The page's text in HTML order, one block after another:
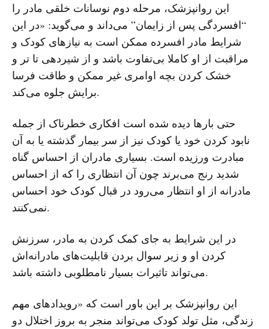
این روانپزشک، مرحله دوم نوسانات خلقی مادر را
“افسردگی پس از زایمان” می‌داند و می‌گوید: «در این
شرایط مادر افسرده ممکن است به نیازهای کودک و
مراقبت از او کاملا بی‌تفاوت باشد و از شیردهی تا‌ تر و
خشک کردن بچه اوامری غیر ممکن و طاقت فرسا
برایش جلوه می‌کند.
حتی بار‌ها دیده شده است افکاری خطرناک از جمله
نابود کردن خود یا کودک نیز از سر بیمار گذشته یا به آن
مبادرت ورزیده است. بسیاری مادران از احساس گناه
شدید رنج می‌برند چون آن انتظاری را که از احساس
مادرانه از او انتظار می‌رود در قبال کودک خود احساس
نمی‌کنند.
در این شرایط به جای کمک کردن به مادر، سرزنش
کردن او و زیر سوال بردن قابلیت‌های مادرانه‌اش
می‌تواند تاثیرات بسیار نامطلوبی داشته باشد.
این روانپزشک بر این باور است که «رویدادهای مهم
زندگی، مثل تولد کودک می‌تواند منجر به بروز اختلال دو